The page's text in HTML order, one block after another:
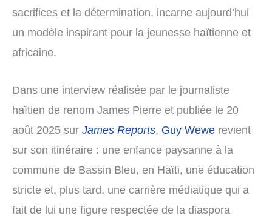
sacrifices et la détermination, incarne aujourd’hui
un modèle inspirant pour la jeunesse haïtienne et
africaine.
Dans une interview réalisée par le journaliste
haïtien de renom James Pierre et publiée le 20
août 2025 sur James Reports, Guy Wewe revient
sur son itinéraire : une enfance paysanne à la
commune de Bassin Bleu, en Haïti, une éducation
stricte et, plus tard, une carrière médiatique qui a
fait de lui une figure respectée de la diaspora